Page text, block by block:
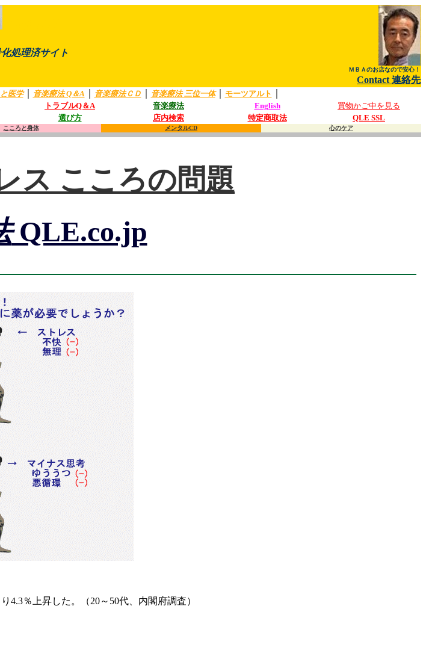
処理済サイト
ＭＢＡのお店なので安心！
Contact 連絡先
医学｜ 音楽療法 Q＆A 音楽療法ＣＤ 音楽療法 三位一体｜ モーツアルト
トラブルQ＆A 音楽療法 English
買物かご中を見る
選び方 店内検索 特定商取法 QLE SSL
こころと身体 メンタルCD 心のケア
ス こころの問題
QLE.co.jp
4.3％上昇した。（20～50代、内閣府調査）